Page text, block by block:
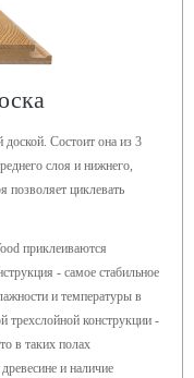
Состоит она из 3
слоя и нижнего,
позволяет циклевать
приклеиваются
- самое стабильное
и температуры в
трехслойной конструкции -
в таких полах
и наличие